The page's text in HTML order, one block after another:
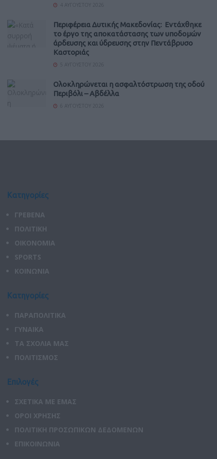
Περιφέρεια Δυτικής Μακεδονίας: Εντάχθηκε
το έργο της αποκατάστασης των υποδομών
άρδευσης και ύδρευσης στην Πεντάβρυσο
Καστοριάς
Ολοκληρώνεται η ασφαλτόστρωση της οδού
Περιβόλι – Αβδέλλα
Κατηγορίες
ΓΡΕΒΕΝΑ
ΠΟΛΙΤΙΚΗ
ΟΙΚΟΝΟΜΙΑ
SPORTS
ΚΟΙΝΩΝΙΑ
Κατηγορίες
ΠΑΡΑΠΟΛΙΤΙΚΑ
ΓΥΝΑΙΚΑ
ΤΑ ΣΧΟΛΙΑ ΜΑΣ
ΠΟΛΙΤΙΣΜΟΣ
Επιλογές
ΣΧΕΤΙΚΑ ΜΕ ΕΜΑΣ
ΟΡΟΙ ΧΡΗΣΗΣ
ΠΟΛΙΤΙΚΗ ΠΡΟΣΩΠΙΚΩΝ ΔΕΔΟΜΕΝΩΝ
ΕΠΙΚΟΙΝΩΝΙΑ